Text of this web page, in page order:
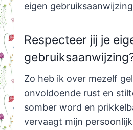
eigen
Respecteer jij je
Zo heb ik over mezelf
onvoldoende rust en
somber word en
vervaagt mijn